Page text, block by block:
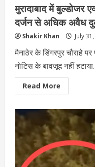
मुरादाबाद में बुल्डोजर
दर्जन से अधिक अवैध
Shakir Khan July
मैनाठेर के डिंगरपुर चौराहे
नोटिस के बावजूद नहीं
Read More
more
में
बुल्डोजर
एक्शन:
सरकारी
जमीन
पर
बनी
एक